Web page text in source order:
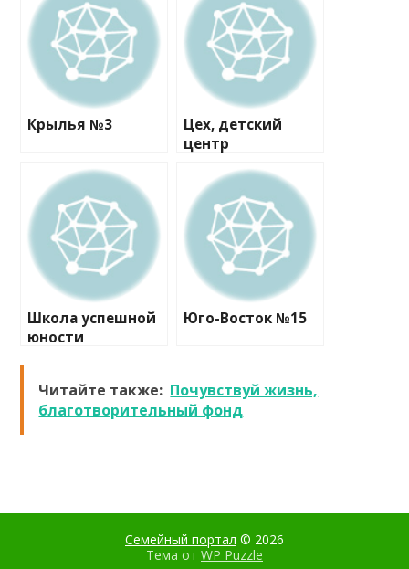
Крылья №3
Цех, детский
центр
Школа успешной
юности
Юго-Восток №15
Читайте также: Почувствуй жизнь,
благотворительный фонд
Семейный портал © 2026
Тема от WP Puzzle